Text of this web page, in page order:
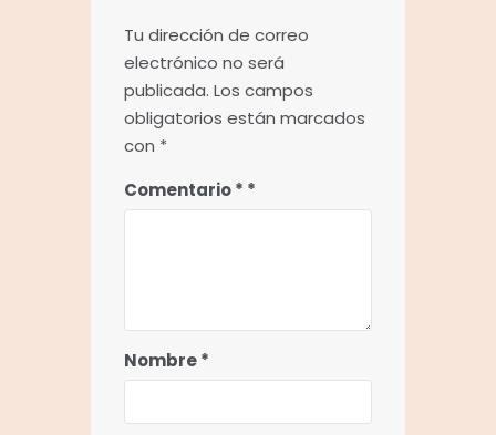
Tu dirección de correo
electrónico no será
publicada. Los campos
obligatorios están marcados
con *
Comentario*
Nombre*